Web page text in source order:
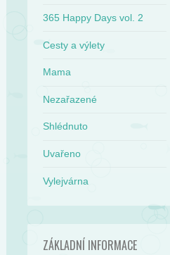
365 Happy Days vol. 2
Cesty a výlety
Mama
Nezařazené
Shlédnuto
Uvařeno
Vylejvárna
ZÁKLADNÍ INFORMACE